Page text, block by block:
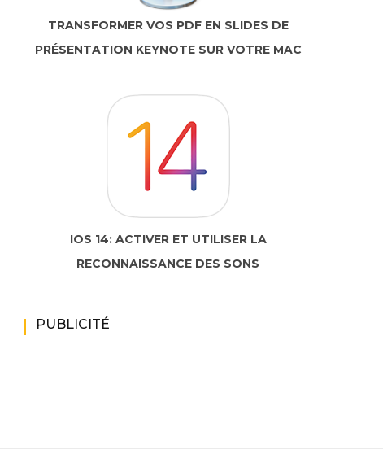
TRANSFORMER VOS PDF EN SLIDES DE
PRÉSENTATION KEYNOTE SUR VOTRE MAC
IOS 14: ACTIVER ET UTILISER LA
RECONNAISSANCE DES SONS
PUBLICITÉ